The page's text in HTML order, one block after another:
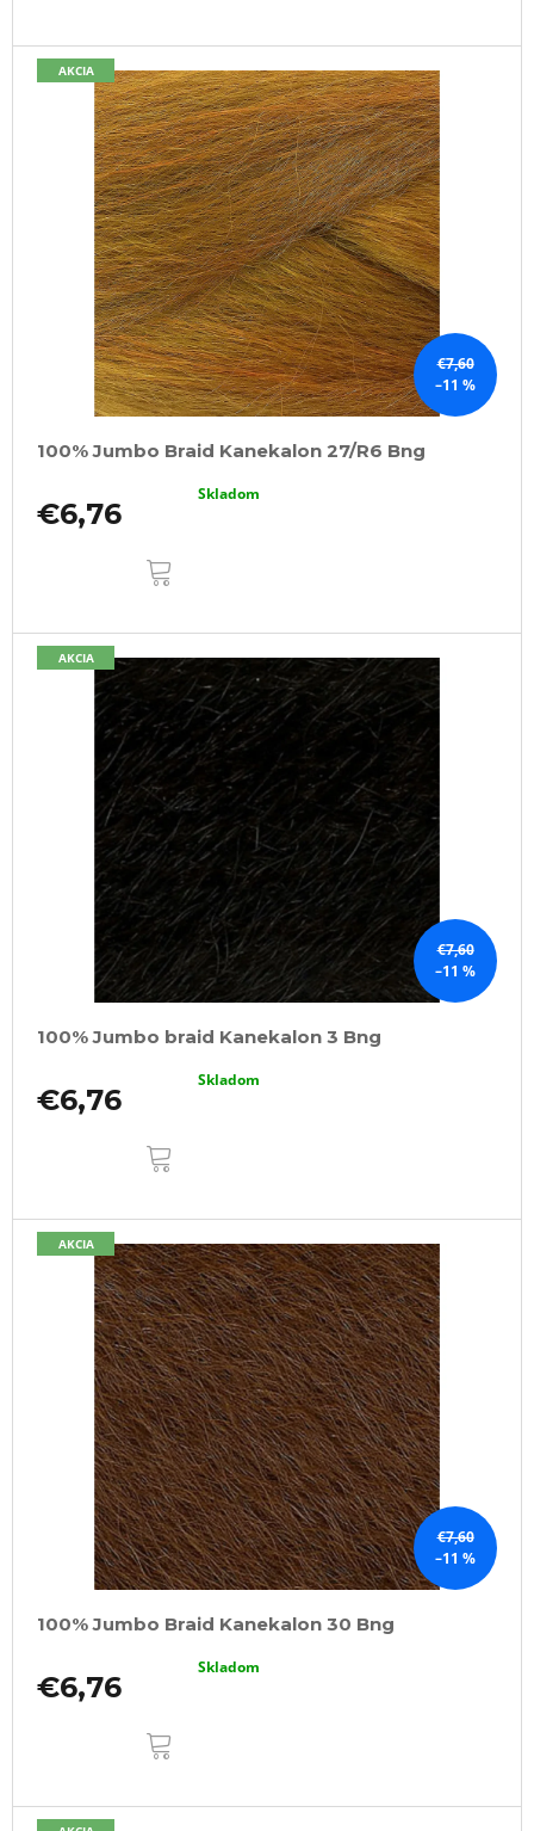
€7,60
–11 %
AKCIA
100% Jumbo Braid Kanekalon 27/R6 Bng
€6,76
Skladom
€7,60
–11 %
AKCIA
100% Jumbo braid Kanekalon 3 Bng
€6,76
Skladom
€7,60
–11 %
AKCIA
100% Jumbo Braid Kanekalon 30 Bng
€6,76
Skladom